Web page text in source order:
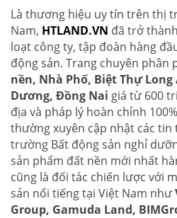
Là thương hiệu uy tín trên thị
Nam, HTLAND.VN đã trở
loạt công ty, tập đoàn hàng
động sản. Trang chuyên phân
nền, Nhà Phố, Biệt Thự Long
Dương, Đồng Nai giá từ 600
địa và pháp lý hoàn chỉnh
thường xuyên cập nhật các
trường Bất động sản nghỉ
sản phẩm đất nền mới nhất
cũng là đối tác chiến lược với
sản nổi tiếng tại Việt Nam như
Group, Gamuda Land,